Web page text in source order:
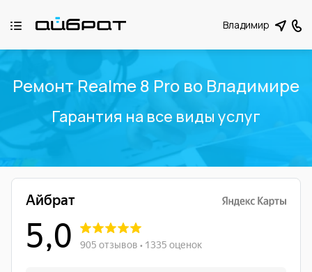
Владимир
Ремонт Realme 8 Pro во Владимире
Гарантия на все виды услуг